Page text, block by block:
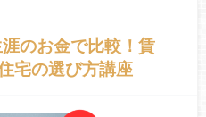
のお金で比較！賃
宅の選び方講座